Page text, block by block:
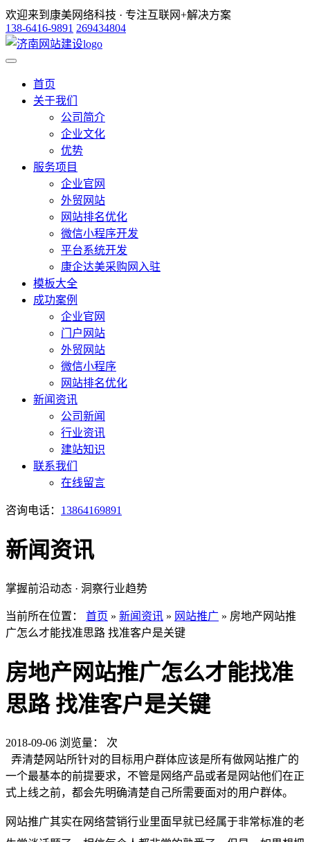
欢迎来到康美网络科技 · 专注互联网+解决方案
138-6416-9891 269434804
首页
关于我们
公司简介
企业文化
优势
服务项目
企业官网
外贸网站
网站排名优化
微信小程序开发
平台系统开发
康企达美采购网入驻
模板大全
成功案例
企业官网
门户网站
外贸网站
微信小程序
网站排名优化
新闻资讯
公司新闻
行业资讯
建站知识
联系我们
在线留言
咨询电话： 13864169891
新闻资讯
掌握前沿动态 · 洞察行业趋势
当前所在位置： 首页 » 新闻资讯 » 网站推广 » 房地产网站推
广怎么才能找准思路 找准客户是关键
房地产网站推广怎么才能找准
思路 找准客户是关键
2018-09-06 浏览量：
次
弄清楚网站所针对的目标用户群体应该是所有做网站推广的
一个最基本的前提要求，不管是网络产品或者是网站他们在正
式上线之前，都会先明确清楚自己所需要面对的用户群体。
网站推广其实在网络营销行业里面早就已经属于非常标准的老